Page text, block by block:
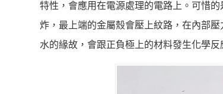
特性，會應用在電源處理的電路上。可惜
炸，最上端的金屬殼會壓上紋路，在內部
水的緣故，會跟正負極上的材料發生化學